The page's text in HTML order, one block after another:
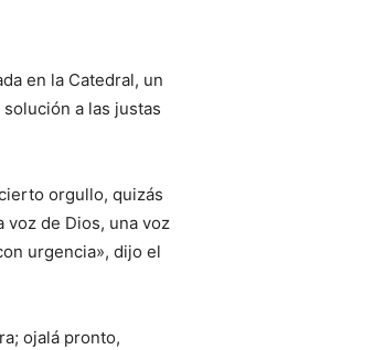
en la Catedral, un
a las justas
orgullo, quizás
voz de Dios, una voz
urgencia», dijo el
ojalá pronto,